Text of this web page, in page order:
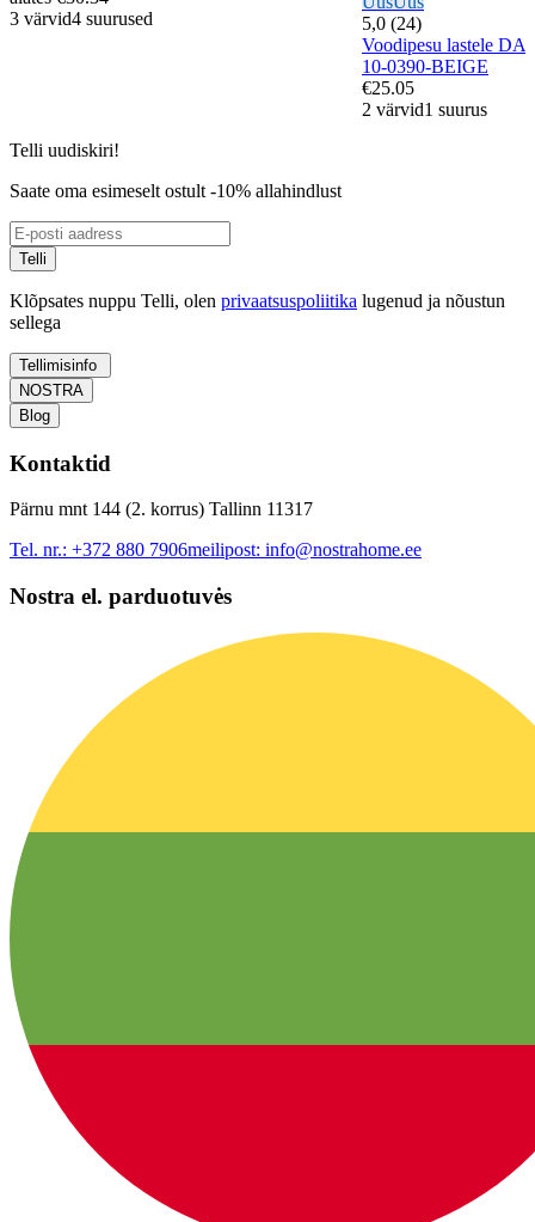
3 värvid4 suurused
5,0 (24)
Voodipesu lastele
10-0390-BEIGE
€25.05
2 värvid1 suurus
Telli uudiskiri!
Saate oma esimeselt ostult -10% allahindlust
Telli
Klõpsates nuppu Telli, olen privaatsuspoliitika lugenud ja nõustun
sellega
Tellimisinfo
NOSTRA
Blog
Kontaktid
Pärnu mnt 144 (2. korrus) Tallinn 11317
Tel. nr.: +372 880 7906meilipost: info@nostrahome.ee
Nostra el. parduotuvės